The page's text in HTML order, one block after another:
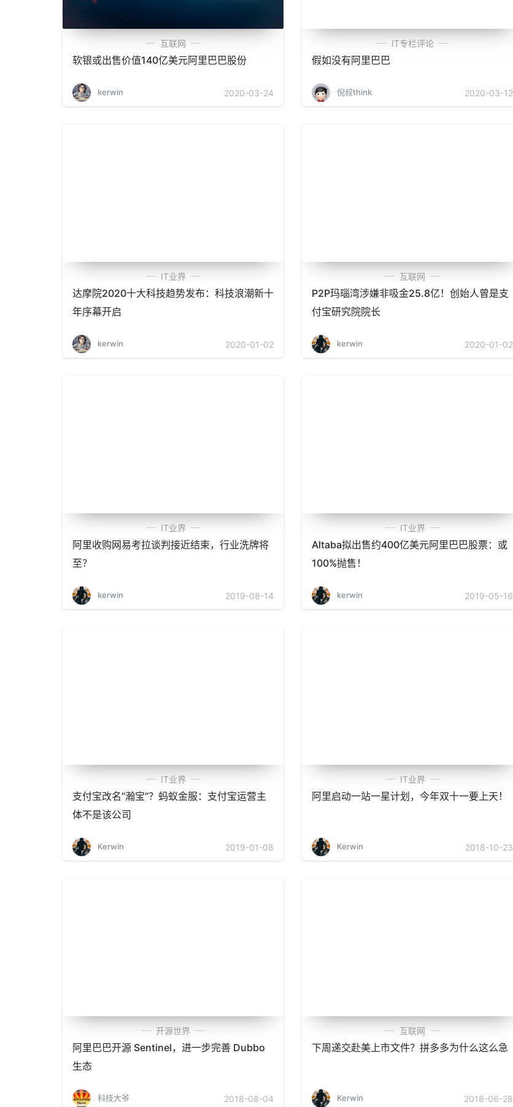
互联网
软银或出售价值140亿美元阿里巴巴股份
kerwin 2020-03-24
IT专栏评论
假如没有阿里巴巴
倪叔think 2020-03-12
IT业界
达摩院2020十大科技趋势发布：科技浪潮新十
年序幕开启
kerwin 2020-01-02
互联网
P2P玛瑙湾涉嫌非吸金25.8亿！创始人曾是支
付宝研究院院长
kerwin 2020-01-02
IT业界
阿里收购网易考拉谈判接近结束，行业洗牌将
至？
kerwin 2019-08-14
IT业界
Altaba拟出售约400亿美元阿里巴巴股票：或
100%抛售！
kerwin 2019-05-16
IT业界
支付宝改名“瀚宝”？蚂蚁金服：支付宝运营主
体不是该公司
Kerwin 2019-01-08
IT业界
阿里启动一站一星计划，今年双十一要上天！
Kerwin 2018-10-23
开源世界
阿里巴巴开源 Sentinel，进一步完善 Dubbo
生态
科技大爷 2018-08-04
互联网
下周递交赴美上市文件？拼多多为什么这么急
Kerwin 2018-06-28